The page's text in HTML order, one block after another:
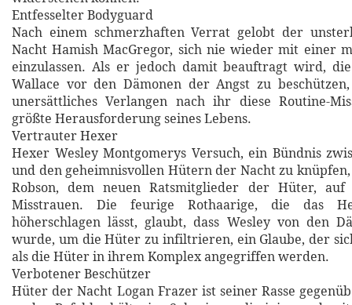
Entfesselter Bodyguard
Nach einem schmerzhaften Verrat gelobt der
Nacht Hamish MacGregor, sich nie wieder mit einer
einzulassen. Als er jedoch damit beauftragt wird,
Wallace vor den Dämonen der Angst zu
unersättliches Verlangen nach ihr diese Routine-
größte Herausforderung seines Lebens.
Vertrauter Hexer
Hexer Wesley Montgomerys Versuch, ein Bündnis
und den geheimnisvollen Hütern der Nacht zu
Robson, dem neuen Ratsmitglieder der Hüter,
Misstrauen. Die feurige Rothaarige, die das
höherschlagen lässt, glaubt, dass Wesley von den
wurde, um die Hüter zu infiltrieren, ein Glaube, der
als die Hüter in ihrem Komplex angegriffen werden.
Verbotener Beschützer
Hüter der Nacht Logan Frazer ist seiner Rasse